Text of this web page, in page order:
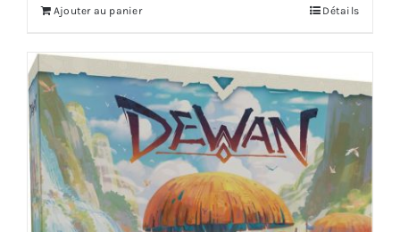
Ajouter au panier Détails